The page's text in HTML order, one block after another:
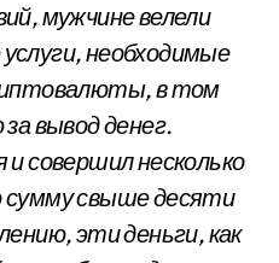
мужчине велели
необходимые
в том
вывод денег.
и совершил несколько
сумму свыше десяти
эти деньги, как